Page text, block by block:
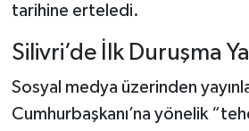
tarihine erteledi.
Silivri’de İlk Duruşma
Sosyal medya üzerinden
Cumhurbaşkanı’na yönelik